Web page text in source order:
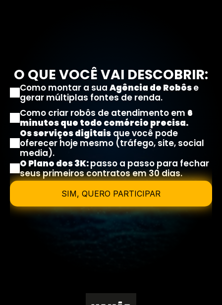
O QUE VOCÊ VAI DESCOBRIR:
Como montar a sua Agência de Robôs e
gerar múltiplas fontes de renda.
Como criar robôs de atendimento em 6
minutos que todo comércio precisa.
Os serviços digitais que você pode
oferecer hoje mesmo (tráfego, site, social
media).
O Plano dos 3K: passo a passo para fechar
seus primeiros contratos em 30 dias.
SIM, QUERO PARTICIPAR